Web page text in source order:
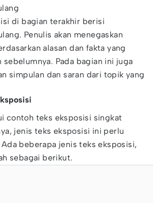
di bagian terakhir berisi
Penulis akan menegaskan
alasan dan fakta yang
sebelumnya. Pada bagian ini juga
simpulan dan saran dari topik yang
contoh teks eksposisi singkat
jenis teks eksposisi ini perlu
beberapa jenis teks eksposisi,
sebagai berikut.